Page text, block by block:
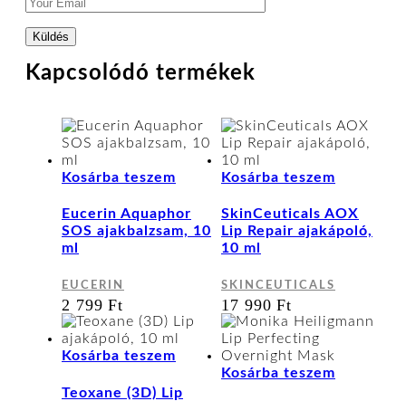
Kapcsolódó termékek
Kosárba teszem
Eucerin Aquaphor
SOS ajakbalzsam, 10
ml
EUCERIN
2 799Ft
Kosárba teszem
SkinCeuticals AOX
Lip Repair ajakápoló,
10 ml
SKINCEUTICALS
17 990Ft
Kosárba teszem
Teoxane (3D) Lip
Kosárba teszem